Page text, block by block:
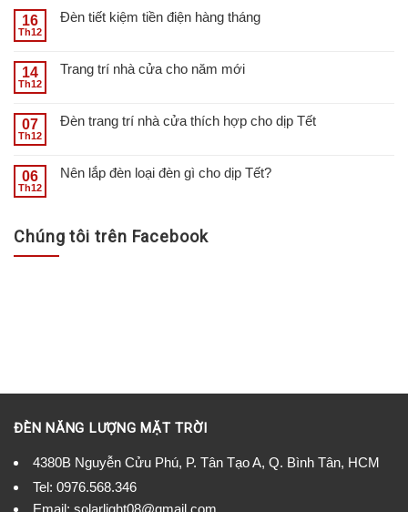
16
Th12
Đèn tiết kiệm tiền điện hàng tháng
14
Th12
Trang trí nhà cửa cho năm mới
07
Th12
Đèn trang trí nhà cửa thích hợp cho dịp Tết
06
Th12
Nên lắp đèn loại đèn gì cho dịp Tết?
Chúng tôi trên Facebook
ĐÈN NĂNG LƯỢNG MẶT TRỜI
4380B Nguyễn Cửu Phú, P. Tân Tạo A, Q. Bình Tân, HCM
Tel: 0976.568.346
Email: solarlight08@gmail.com